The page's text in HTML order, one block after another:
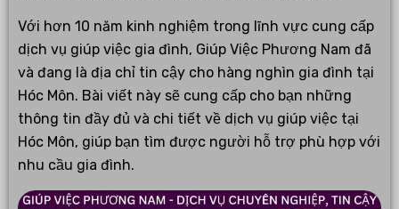
Với hơn 10 năm kinh nghiệm trong lĩnh vực cung cấp
dịch vụ giúp việc gia đình, Giúp Việc Phương Nam đã
và đang là địa chỉ tin cậy cho hàng nghìn gia đình tại
Hóc Môn. Bài viết này sẽ cung cấp cho bạn những
thông tin đầy đủ và chi tiết về dịch vụ giúp việc tại
Hóc Môn, giúp bạn tìm được người hỗ trợ phù hợp với
nhu cầu gia đình.